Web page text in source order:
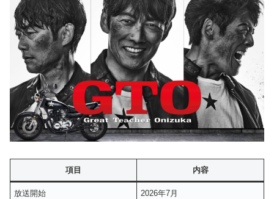
項目 内容
放送開始 2026年7月